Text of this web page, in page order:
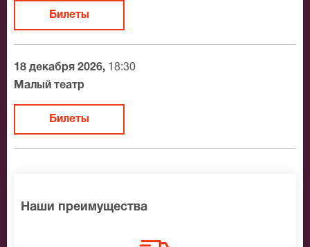
Расстроенная семья, позвоните нам в call-центр и мы
обязательно подберем Вам лучшие места по
доступной цене.
Билеты
18 декабря 2026, 18:30
Малый театр
Билеты
Наши преимущества